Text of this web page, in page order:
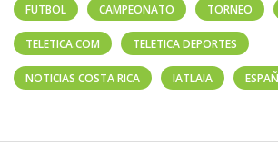
FUTBOL CAMPEONATO TORNEO
TELETICA.COM TELETICA DEPORTES
NOTICIAS COSTA RICA IATLAIA